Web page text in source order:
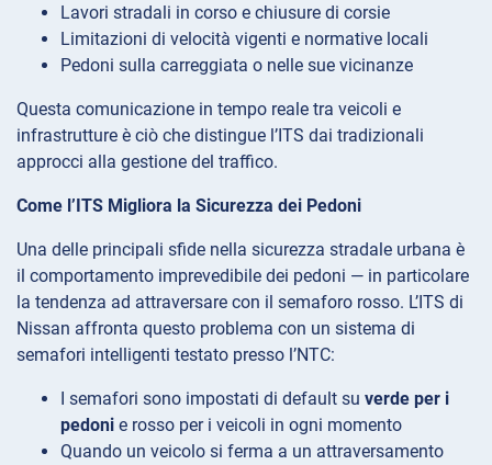
Lavori stradali in corso e chiusure di corsie
Limitazioni di velocità vigenti e normative locali
Pedoni sulla carreggiata o nelle sue vicinanze
Questa comunicazione in tempo reale tra veicoli e
infrastrutture è ciò che distingue l’ITS dai tradizionali
approcci alla gestione del traffico.
Come l’ITS Migliora la Sicurezza dei Pedoni
Una delle principali sfide nella sicurezza stradale urbana è
il comportamento imprevedibile dei pedoni — in particolare
la tendenza ad attraversare con il semaforo rosso. L’ITS di
Nissan affronta questo problema con un sistema di
semafori intelligenti testato presso l’NTC:
I semafori sono impostati di default su verde per i
pedoni e rosso per i veicoli in ogni momento
Quando un veicolo si ferma a un attraversamento